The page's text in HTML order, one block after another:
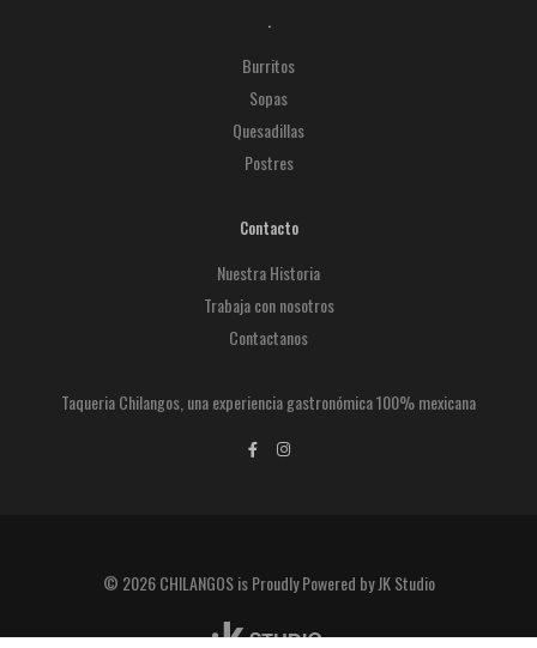
.
Burritos
Sopas
Quesadillas
Postres
Contacto
Nuestra Historia
Trabaja con nosotros
Contactanos
Taqueria Chilangos, una experiencia gastronómica 100% mexicana
© 2026 CHILANGOS is Proudly Powered by JK Studio